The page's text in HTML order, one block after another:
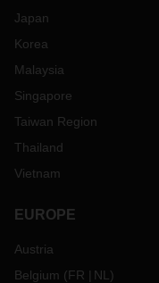
Japan
Korea
Malaysia
Singapore
Taiwan Region
Thailand
Vietnam
EUROPE
Austria
Belgium (FR NL )